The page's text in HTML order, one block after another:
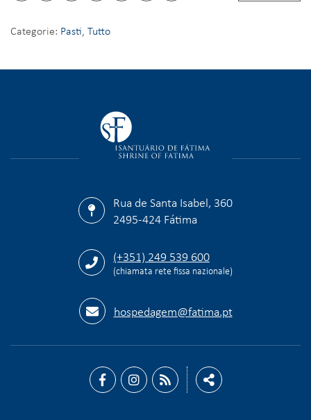
Categorie: Pasti, Tutto
Rua de Santa Isabel, 360
2495-424 Fátima
(+351) 249 539 600
(chiamata rete fissa nazionale)
hospedagem@fatima.pt